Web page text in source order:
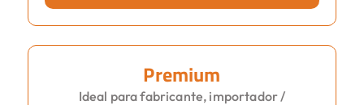
Premium
Ideal para fabricante, importador /